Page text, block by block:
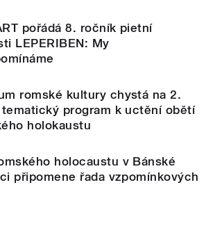
pořádá 8. ročník pietní
LEPERIBEN: My
romské kultury chystá na 2.
tematický program k uctění obětí
holokaustu
holocaustu v Bánské
připomene řada vzpomínkových